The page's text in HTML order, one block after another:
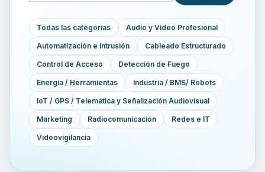
Todas las categorías Audio y Video Profesional
Automatización e Intrusión Cableado Estructurado
Control de Acceso Detección de Fuego
Energía / Herramientas Industria / BMS/ Robots
IoT / GPS / Telemática y Señalización Audiovisual
Marketing Radiocomunicación Redes e IT
Videovigilancia